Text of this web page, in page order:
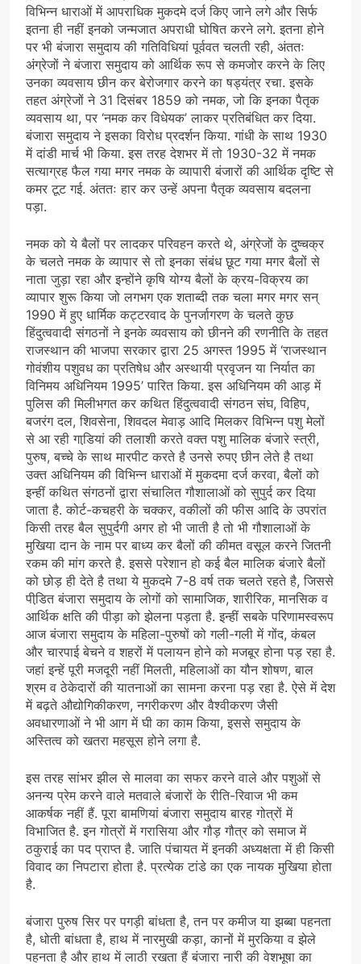
विभिन्न धाराओं में आपराधिक मुकदमे दर्ज किए जाने लगे और सिर्फ
इतना ही नहीं इनको जन्मजात अपराधी घोषित करने लगे. इतना होने
पर भी बंजारा समुदाय की गतिविधियां पूर्ववत चलती रही, अंततः
अंग्रेजों ने बंजारा समुदाय को आर्थिक रूप से कमजोर करने के लिए
उनका व्यवसाय छीन कर बेरोजगार करने का षड्यंत्र रचा. इसके
तहत अंग्रेजों ने 31 दिसंबर 1859 को नमक, जो कि इनका पैतृक
व्यवसाय था, पर ‘नमक कर विधेयक’ लाकर प्रतिबंधित कर दिया.
बंजारा समुदाय ने इसका विरोध प्रदर्शन किया. गांधी के साथ 1930
में दांडी मार्च भी किया. इस तरह देशभर में तो 1930-32 में नमक
सत्याग्रह फैल गया मगर नमक के व्यापारी बंजारों की आर्थिक दृष्टि से
कमर टूट गई. अंततः हार कर उन्हें अपना पैतृक व्यवसाय बदलना
पड़ा.
नमक को ये बैलों पर लादकर परिवहन करते थे, अंग्रेजों के दुष्चक्र
के चलते नमक के व्यापार से तो इनका संबंध छूट गया मगर बैलों से
नाता जुड़ा रहा और इन्होंने कृषि योग्य बैलों के क्रय-विक्रय का
व्यापार शुरू किया जो लगभग एक शताब्दी तक चला मगर मगर सन्
1990 में हुए धार्मिक कट्टरवाद के पुनर्जागरण के चलते कुछ
हिंदुत्ववादी संगठनों ने इनके व्यवसाय को छीनने की रणनीति के तहत
राजस्थान की भाजपा सरकार द्वारा 25 अगस्त 1995 में ‘राजस्थान
गोवंशीय पशुवध का प्रतिषेध और अस्थायी प्रवृजन या निर्यात का
विनिमय अधिनियम 1995’ पारित किया. इस अधिनियम की आड़ में
पुलिस की मिलीभगत कर कथित हिंदुत्ववादी संगठन संघ, विहिप,
बजरंग दल, शिवसेना, शिवदल मेवाड़ आदि मिलकर विभिन्न पशु मेलों
से आ रही गाडि़यां की तलाशी करते वक्त पशु मालिक बंजारे स्त्री,
पुरुष, बच्चे के साथ मारपीट करते है उनसे रुपए छीन लेते है तथा
उक्त अधिनियम की विभिन्न धाराओं में मुकदमा दर्ज करवा, बैलों को
इन्हीं कथित संगठनों द्वारा संचालित गौशालाओं को सुपुर्द कर दिया
जाता है. कोर्ट-कचहरी के चक्कर, वकीलों की फीस आदि के उपरांत
किसी तरह बैल सुपुर्दगी अगर हो भी जाती है तो भी गौशालाओं के
मुखिया दान के नाम पर बाध्य कर बैलों की कीमत वसूल करने जितनी
रकम की मांग करते है. इससे परेशान हो कई बैल मालिक बंजारे बैलों
को छोड़ ही देते है तथा ये मुकदमे 7-8 वर्ष तक चलते रहते है, जिससे
पीडि़त बंजारा समुदाय के लोगों को सामाजिक, शारीरिक, मानसिक व
आर्थिक क्षति की पीड़ा को झेलना पड़ता है. इन्हीं सबके परिणामस्वरूप
आज बंजारा समुदाय के महिला-पुरुषों को गली-गली में गोंद, कंबल
और चारपाई बेचने व शहरों में पलायन होने को मजबूर होना पड़ रहा है.
जहां इन्हें पूरी मजदूरी नहीं मिलती, महिलाओं का यौन शोषण, बाल
श्रम व ठेकेदारों की यातनाओं का सामना करना पड़ रहा है. ऐसे में देश
में बढ़ते औद्योगिकीकरण, नगरीकरण और वैश्वीकरण जैसी
अवधारणाओं ने भी आग में घी का काम किया, इससे समुदाय के
अस्तित्व को खतरा महसूस होने लगा है.
इस तरह सांभर झील से मालवा का सफर करने वाले और पशुओं से
अनन्य प्रेम करने वाले मतवाले बंजारों के रीति-रिवाज भी कम
आकर्षक नहीं हैं. पूरा बामणियां बंजारा समुदाय बारह गोत्रों में
विभाजित है. इन गोत्रों में गरासिया और गौड़ गौत्र को समाज में
ठकुराई का पद प्राप्त है. जाति पंचायत में इनकी अध्यक्षता में ही किसी
विवाद का निपटारा होता है. प्रत्येक टांडे का एक नायक मुखिया होता
है.
बंजारा पुरुष सिर पर पगड़ी बांधता है, तन पर कमीज या झब्बा पहनता
है, धोती बांधता है, हाथ में नारमुखी कड़ा, कानों में मुरकिया व झेले
पहनता है और हाथ में लाठी रखता हैं बंजारा नारी की वेशभूषा का